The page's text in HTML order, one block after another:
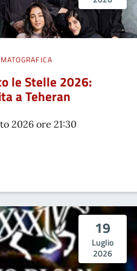
le Stelle 2026:
a Teheran
2026 ore 21:30
2026: LEGGERE LOLITA A
19
Luglio
2026